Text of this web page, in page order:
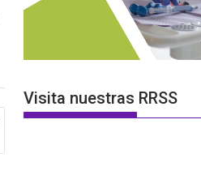
Visita nuestras RRSS